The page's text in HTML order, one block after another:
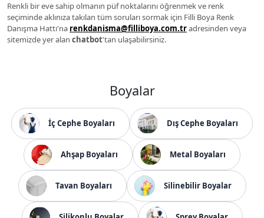
Renkli bir eve sahip olmanın püf noktalarını öğrenmek ve renk
seçiminde aklınıza takılan tüm soruları sormak için Filli Boya Renk
Danışma Hattı'na renkdanisma@filliboya.com.tradresinden veya
sitemizde yer alan chatbot'tan ulaşabilirsiniz.
Boyalar
İç Cephe Boyaları Dış Cephe Boyaları
Ahşap Boyaları Metal Boyaları
Tavan Boyaları Silinebilir Boyalar